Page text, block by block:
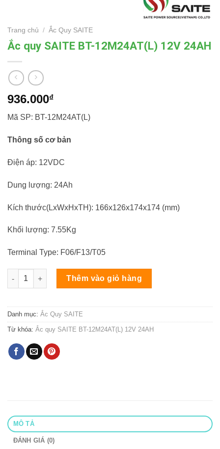
Trang chủ / Ắc Quy SAITE
Ắc quy SAITE BT-12M24AT(L) 12V 24AH
936.000₫
Mã SP: BT-12M24AT(L)
Thông số cơ bản
Điện áp: 12VDC
Dung lượng: 24Ah
Kích thước(LxWxHxTH): 166x126x174x174 (mm)
Khối lượng: 7.55Kg
Terminal Type: F06/F13/T05
Ắc quy SAITE BT-12M24AT(L) 12V 24AH số lượng
Thêm vào giỏ hàng
Danh mục: Ắc Quy SAITE
Từ khóa: Ắc quy SAITE BT-12M24AT(L) 12V 24AH
MÔ TẢ
ĐÁNH GIÁ (0)